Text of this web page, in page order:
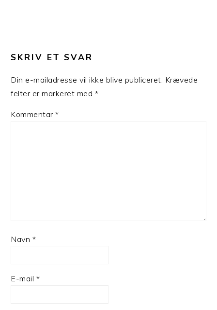
SKRIV ET SVAR
Din e-mailadresse vil ikke blive publiceret. Krævede
felter er markeret med *
Kommentar*
Navn *
E-mail *